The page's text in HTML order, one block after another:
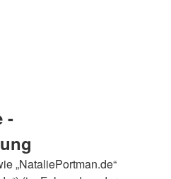
-
„NataliePortman.de“